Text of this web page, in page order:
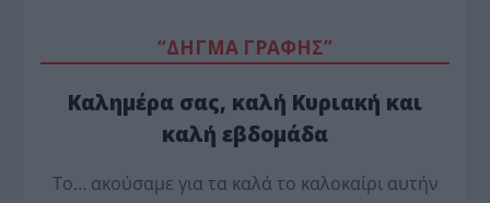
“ΔΗΓΜΑ ΓΡΑΦΗΣ”
Καλημέρα σας, καλή Κυριακή και
καλή εβδομάδα
Το… ακούσαμε για τα καλά το καλοκαίρι αυτήν